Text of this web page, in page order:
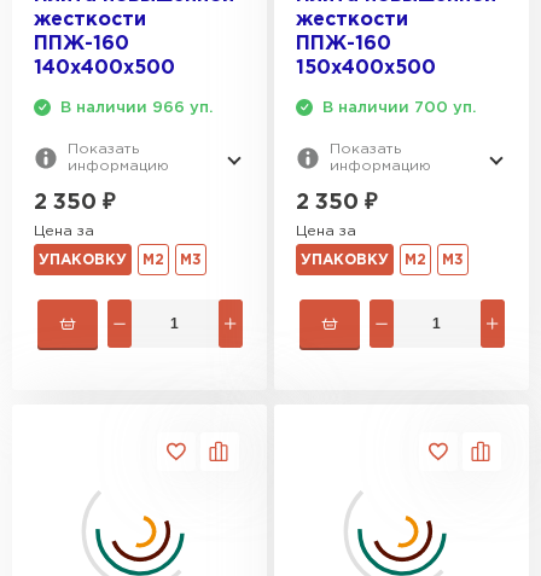
жесткости
ППЖ-160
140х400х500
В наличии 966 уп.
Показать
информацию
2 350 ₽
Цена за
УПАКОВКУ М2 М3
жесткости
ППЖ-160
150х400х500
В наличии 700 уп.
Показать
информацию
2 350 ₽
Цена за
УПАКОВКУ М2 М3